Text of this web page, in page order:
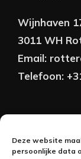
Deze website
persoonlijke data
Wijnhaven
3011 WH
Email:
Telefoon: